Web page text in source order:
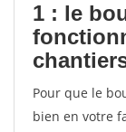
1 : le
Pour que le
bien en votre